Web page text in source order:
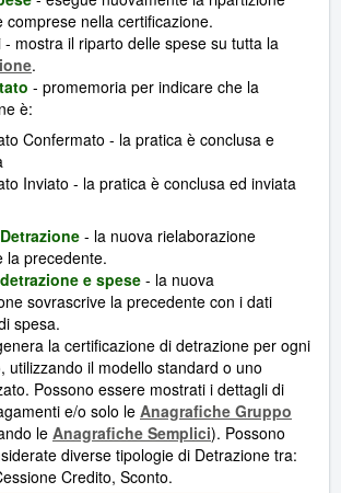
comprese nella certificazione.
- mostra il riparto delle spese su tutta la
.
- promemoria per indicare che la
è:
Confermato - la pratica è conclusa e
Inviato - la pratica è conclusa ed inviata
- la nuova rielaborazione
la precedente.
e spese - la nuova
sovrascrive la precedente con i dati
spesa.
la certificazione di detrazione per ogni
utilizzando il modello standard o uno
Possono essere mostrati i dettagli di
e/o solo le Anagrafiche Gruppo
le Anagrafiche Semplici). Possono
diverse tipologie di Detrazione tra:
Credito, Sconto.